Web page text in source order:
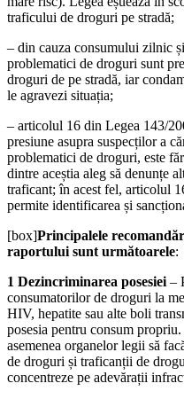
traficului de droguri pe stradă;
– din cauza consumului zilnic
problematici de droguri sunt
droguri de pe stradă, iar
le agravezi situaț­ia;
– articolul 16 din Legea 143/
presiune asupra suspecț­ilor a
problematici de droguri, este
dintre aceștia aleg să denun­țe
traficant; în acest fel, articolul
permite identificarea și
[box]Principalele
raportului sunt următoarele:
1 Dezincriminarea posesiei –
consumatorilor de droguri la
HIV, hepatite sau alte boli
posesia pentru consum
asemenea organelor legii să
de droguri și traficanții de
concentreze pe adevărații